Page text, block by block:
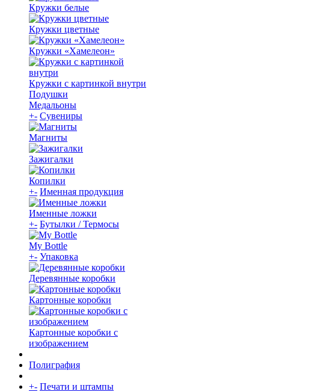
Кружки белые
Кружки цветные
Кружки «Хамелеон»
Кружки с картинкой внутри
Подушки
Медальоны
+- Сувениры
Магниты
Зажигалки
Копилки
+- Именная продукция
Именные ложки
+- Бутылки / Термосы
My Bottle
+- Упаковка
Деревянные коробки
Картонные коробки
Картонные коробки с
изображением
Полиграфия
+- Печати и штампы